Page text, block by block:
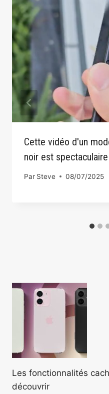
Cette vidéo d'un
noir est spectaculaire
Par Steve 08/07/2025
Les fonctionnalités
découvrir